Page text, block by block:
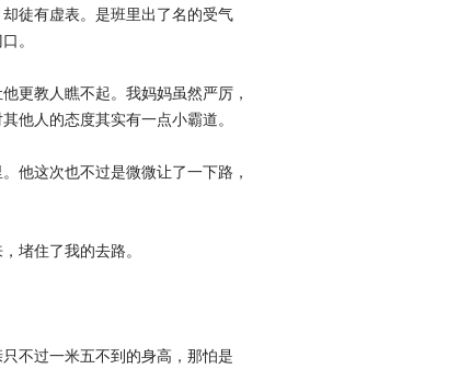
徒有虚表。是班里出了名的受气
。
教人瞧不起。我妈妈虽然严厉，
他人的态度其实有一点小霸道。
这次也不过是微微让了一下路，
住了我的去路。
不过一米五不到的身高，那怕是